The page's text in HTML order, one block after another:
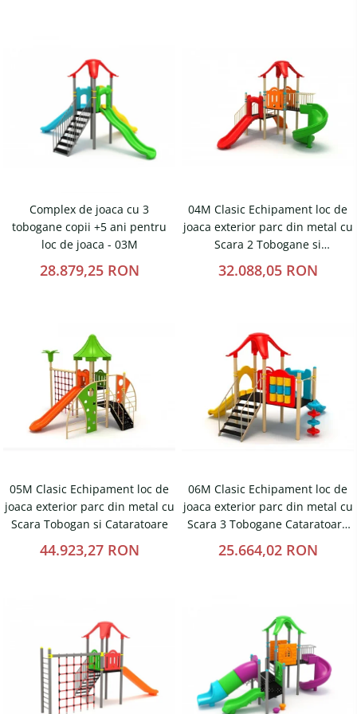
Porti fotbal / handball
Mese picnic
Panouri PUBLICITARE
Ghivece de exterior
Ghivece din beton
Stalpi camere video
Stalpi / bolarzi de delimitare
pentru trotuar
Cismea stradala / gradina
Magazie pubele / tomberoane
Mobilier urban
DIZABILITATI
Complex de joaca cu 3
tobogane copii +5 ani pentru
loc de joaca - 03M
28.879,25 RON
04M Clasic Echipament loc de
joaca exterior parc din metal cu
Scara 2 Tobogane si
Cataratoare
32.088,05 RON
05M Clasic Echipament loc de
joaca exterior parc din metal cu
Scara Tobogan si Cataratoare
44.923,27 RON
06M Clasic Echipament loc de
joaca exterior parc din metal cu
Scara 3 Tobogane Cataratoare
si Activitati
25.664,02 RON